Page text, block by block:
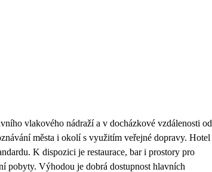
vlakového nádraží a v docházkové vzdálenosti od
města i okolí s využitím veřejné dopravy. Hotel
K dispozici je restaurace, bar i prostory pro
pobyty. Výhodou je dobrá dostupnost hlavních